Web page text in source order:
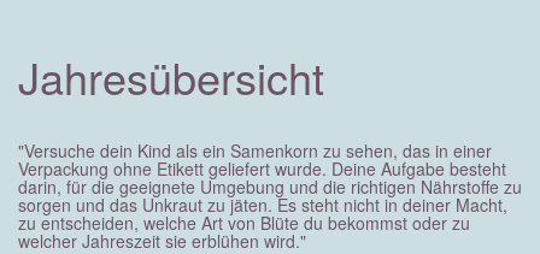
Jahresübersicht
"Versuche dein Kind als ein Samenkorn zu sehen, das in einer
Verpackung ohne Etikett geliefert wurde. Deine Aufgabe besteht
darin, für die geeignete Umgebung und die richtigen Nährstoffe zu
sorgen und das Unkraut zu jäten. Es steht nicht in deiner Macht,
zu entscheiden, welche Art von Blüte du bekommst oder zu
welcher Jahreszeit sie erblühen wird."